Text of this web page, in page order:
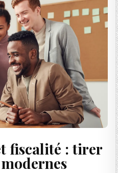
fiscalité : tirer